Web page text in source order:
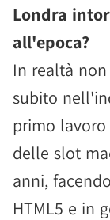
Londra
all'epoca?
In realtà
subito
primo
delle slot
anni,
HTML5 e in